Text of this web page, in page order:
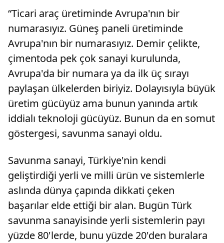
“Ticari araç üretiminde Avrupa'nın bir
numarasıyız. Güneş paneli üretiminde
Avrupa'nın bir numarasıyız. Demir çelikte,
çimentoda pek çok sanayi kurulunda,
Avrupa'da bir numara ya da ilk üç sırayı
paylaşan ülkelerden biriyiz. Dolayısıyla büyük
üretim gücüyüz ama bunun yanında artık
iddialı teknoloji gücüyüz. Bunun da en somut
göstergesi, savunma sanayi oldu.
Savunma sanayi, Türkiye'nin kendi
geliştirdiği yerli ve milli ürün ve sistemlerle
aslında dünya çapında dikkati çeken
başarılar elde ettiği bir alan. Bugün Türk
savunma sanayisinde yerli sistemlerin payı
yüzde 80'lerde, bunu yüzde 20'den buralara